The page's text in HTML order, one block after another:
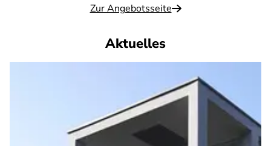
Zur Angebotsseite
Aktuelles